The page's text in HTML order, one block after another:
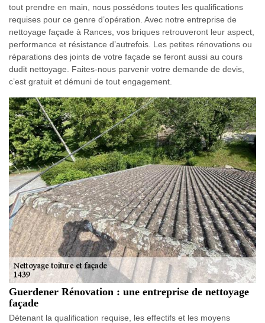
tout prendre en main, nous possédons toutes les qualifications
requises pour ce genre d’opération. Avec notre entreprise de
nettoyage façade à Rances, vos briques retrouveront leur aspect,
performance et résistance d’autrefois. Les petites rénovations ou
réparations des joints de votre façade se feront aussi au cours
dudit nettoyage. Faites-nous parvenir votre demande de devis,
c’est gratuit et démuni de tout engagement.
Guerdener Rénovation : une entreprise de nettoyage
façade
Détenant la qualification requise, les effectifs et les moyens